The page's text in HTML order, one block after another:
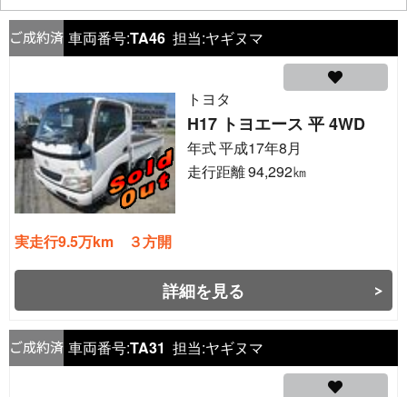
車両番号:TA46 担当:ヤギヌマ
トヨタ
H17 トヨエース 平 4WD
年式平成17年8月
走行距離94,292㎞
実走行9.5万km ３方開
詳細を見る
車両番号:TA31 担当:ヤギヌマ